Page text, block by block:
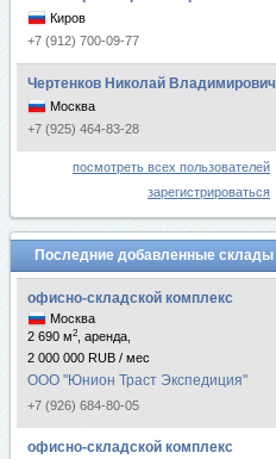
Киров
+7 (912) 700-09-77
Чертенков Николай Владимирович
Москва
+7 (925) 464-83-28
посмотреть всех пользователей
зарегистрироваться
Последние добавленные склады
офисно-складской комплекс
Москва
2 690 м2
, аренда,
2 000 000 RUB / мес
ООО "Юнион Траст Экспедиция"
+7 (926) 684-80-05
офисно-складской комплекс